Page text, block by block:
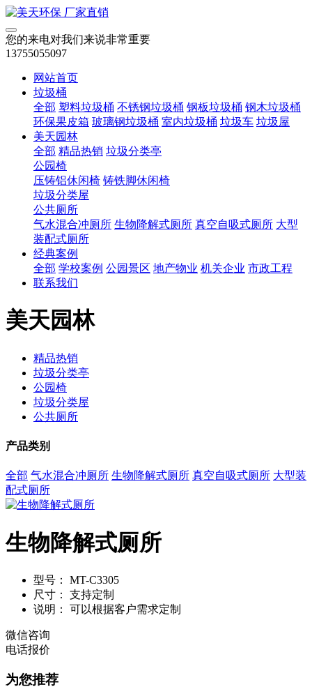
您的来电对我们来说非常重要
13755055097
网站首页
垃圾桶
全部 塑料垃圾桶 不锈钢垃圾桶 钢板垃圾桶 钢木垃圾桶
环保果皮箱 玻璃钢垃圾桶 室内垃圾桶 垃圾车 垃圾屋
美天园林
全部 精品热销 垃圾分类亭
公园椅
压铸铝休闲椅 铸铁脚休闲椅
垃圾分类屋
公共厕所
气水混合冲厕所 生物降解式厕所 真空自吸式厕所 大型
装配式厕所
经典案例
全部 学校案例 公园景区 地产物业 机关企业 市政工程
联系我们
美天园林
精品热销
垃圾分类亭
公园椅
垃圾分类屋
公共厕所
产品类别
全部 气水混合冲厕所 生物降解式厕所 真空自吸式厕所 大型装
配式厕所
生物降解式厕所
型号：
MT-C3305
尺寸：
支持定制
说明：
可以根据客户需求定制
微信咨询
电话报价
为您推荐